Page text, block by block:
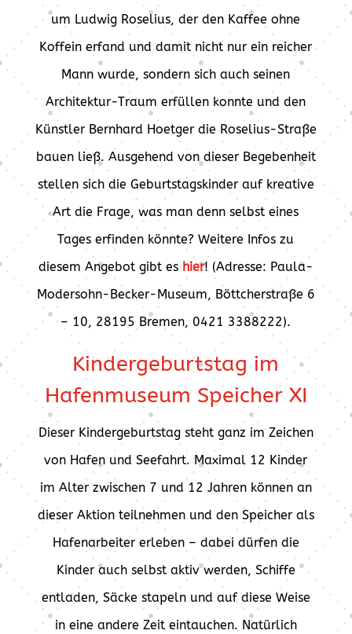
um Ludwig Roselius, der den Kaffee ohne
Koffein erfand und damit nicht nur ein reicher
Mann wurde, sondern sich auch seinen
Architektur-Traum erfüllen konnte und den
Künstler Bernhard Hoetger die Roselius-Straße
bauen ließ. Ausgehend von dieser Begebenheit
stellen sich die Geburtstagskinder auf kreative
Art die Frage, was man denn selbst eines
Tages erfinden könnte? Weitere Infos zu
diesem Angebot gibt es hier! (Adresse: Paula-
Modersohn-Becker-Museum, Böttcherstraße 6
– 10, 28195 Bremen, 0421 3388222).
Kindergeburtstag im
Hafenmuseum Speicher XI
Dieser Kindergeburtstag steht ganz im Zeichen
von Hafen und Seefahrt. Maximal 12 Kinder
im Alter zwischen 7 und 12 Jahren können an
dieser Aktion teilnehmen und den Speicher als
Hafenarbeiter erleben – dabei dürfen die
Kinder auch selbst aktiv werden, Schiffe
entladen, Säcke stapeln und auf diese Weise
in eine andere Zeit eintauchen. Natürlich